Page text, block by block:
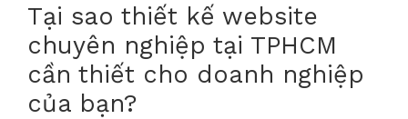
Tại sao thiết kế website
chuyên nghiệp tại TPHCM
cần thiết cho doanh nghiệp
của bạn?